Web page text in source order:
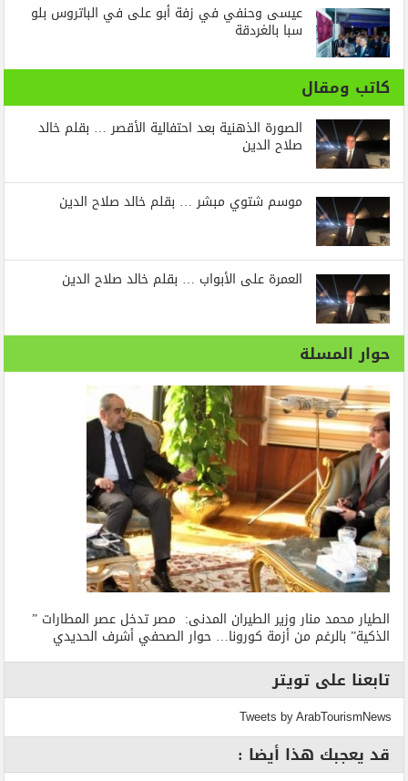
عيسى وحنفي في زفة أبو على في الباتروس بلو
سبا بالغردقة
كاتب ومقال
الصورة الذهنية بعد احتفالية الأقصر … بقلم خالد
صلاح الدين
موسم شتوي مبشر … بقلم خالد صلاح الدين
العمرة على الأبواب … بقلم خالد صلاح الدين
حوار المسلة
الطيار محمد منار وزير الطيران المدنى: مصر تدخل عصر المطارات ”
الذكية” بالرغم من أزمة كورونا… حوار الصحفي أشرف الحديدي
تابعنا على تويتر
Tweets by ArabTourismNews
قد يعجبك هذا أيضا :